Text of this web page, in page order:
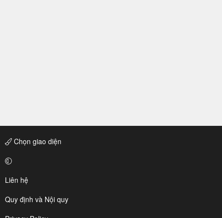
Chọn giao diện
Liên hệ
Quy định và Nội quy